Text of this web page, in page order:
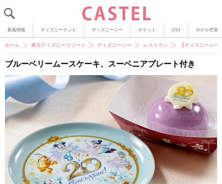
新着情報 ディズニーランド ディズニーシー チケット USJ ホテル空室
ホーム 東京ディズニーリゾート ディズニーシー レストラン 【ディズニーシ
ブルーベリームースケーキ、スーベニアプレート付き